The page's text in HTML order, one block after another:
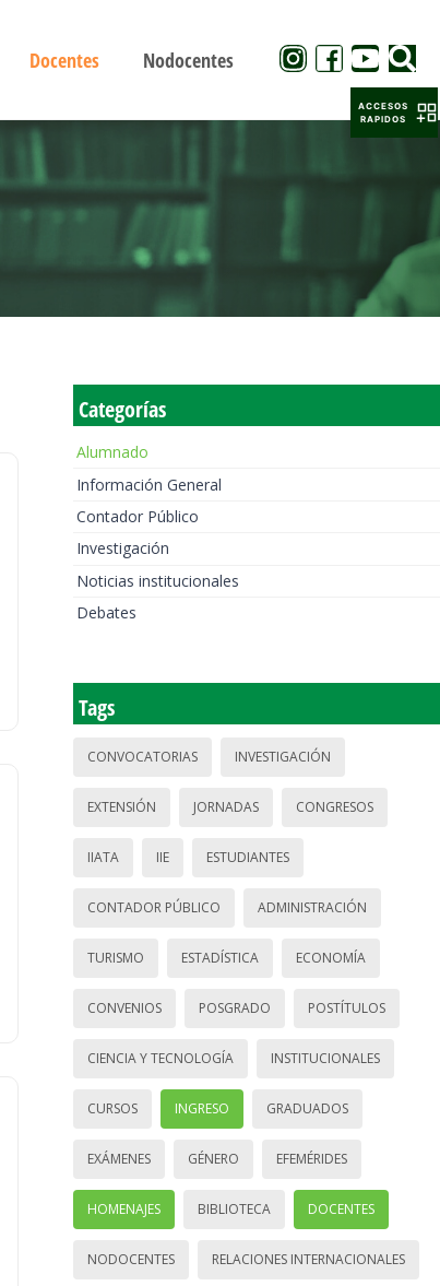
Docentes Nodocentes
Categorías
Alumnado
Información General
Contador Público
Investigación
Noticias institucionales
Debates
Tags
CONVOCATORIAS INVESTIGACIÓN
EXTENSIÓN JORNADAS CONGRESOS
IIATA IIE ESTUDIANTES
CONTADOR PÚBLICO ADMINISTRACIÓN
TURISMO ESTADÍSTICA ECONOMÍA
CONVENIOS POSGRADO POSTÍTULOS
CIENCIA Y TECNOLOGÍA INSTITUCIONALES
CURSOS INGRESO GRADUADOS
EXÁMENES GÉNERO EFEMÉRIDES
HOMENAJES BIBLIOTECA DOCENTES
NODOCENTES RELACIONES INTERNACIONALES
ACCESOS
RAPIDOS